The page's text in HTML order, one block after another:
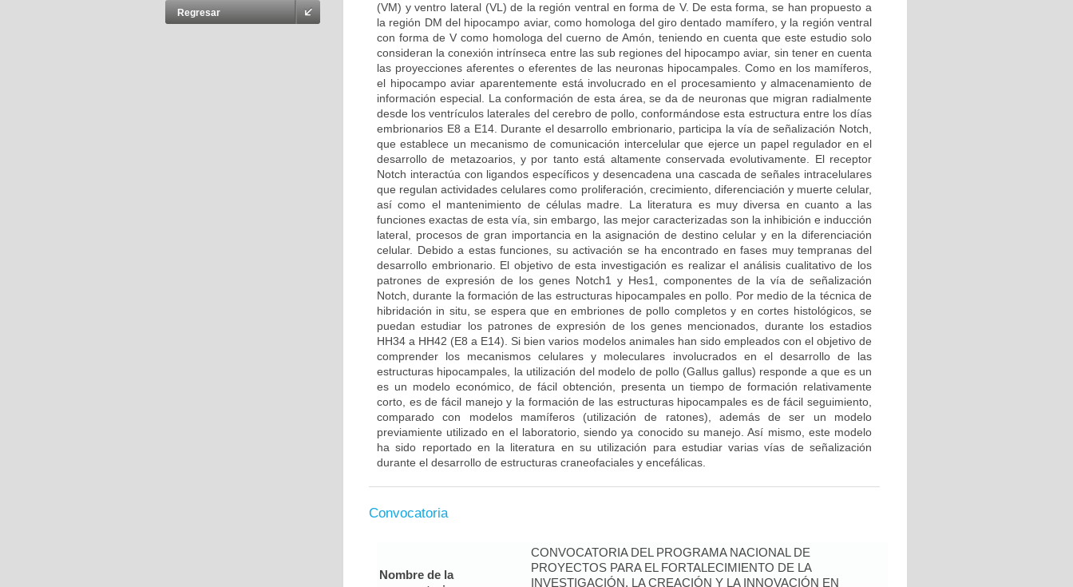
Regresar
(VM) y ventro lateral (VL) de la región ventral en forma de V. De esta forma, se han propuesto a
la región DM del hipocampo aviar, como homologa del giro dentado mamífero, y la región ventral
con forma de V como homologa del cuerno de Amón, teniendo en cuenta que este estudio solo
consideran la conexión intrínseca entre las sub regiones del hipocampo aviar, sin tener en cuenta
las proyecciones aferentes o eferentes de las neuronas hipocampales. Como en los mamíferos,
el hipocampo aviar aparentemente está involucrado en el procesamiento y almacenamiento de
información especial. La conformación de esta área, se da de neuronas que migran radialmente
desde los ventrículos laterales del cerebro de pollo, conformándose esta estructura entre los días
embrionarios E8 a E14. Durante el desarrollo embrionario, participa la vía de señalización Notch,
que establece un mecanismo de comunicación intercelular que ejerce un papel regulador en el
desarrollo de metazoarios, y por tanto está altamente conservada evolutivamente. El receptor
Notch interactúa con ligandos específicos y desencadena una cascada de señales intracelulares
que regulan actividades celulares como proliferación, crecimiento, diferenciación y muerte celular,
así como el mantenimiento de células madre. La literatura es muy diversa en cuanto a las
funciones exactas de esta vía, sin embargo, las mejor caracterizadas son la inhibición e inducción
lateral, procesos de gran importancia en la asignación de destino celular y en la diferenciación
celular. Debido a estas funciones, su activación se ha encontrado en fases muy tempranas del
desarrollo embrionario. El objetivo de esta investigación es realizar el análisis cualitativo de los
patrones de expresión de los genes Notch1 y Hes1, componentes de la vía de señalización
Notch, durante la formación de las estructuras hipocampales en pollo. Por medio de la técnica de
hibridación in situ, se espera que en embriones de pollo completos y en cortes histológicos, se
puedan estudiar los patrones de expresión de los genes mencionados, durante los estadios
HH34 a HH42 (E8 a E14). Si bien varios modelos animales han sido empleados con el objetivo de
comprender los mecanismos celulares y moleculares involucrados en el desarrollo de las
estructuras hipocampales, la utilización del modelo de pollo (Gallus gallus) responde a que es un
es un modelo económico, de fácil obtención, presenta un tiempo de formación relativamente
corto, es de fácil manejo y la formación de las estructuras hipocampales es de fácil seguimiento,
comparado con modelos mamíferos (utilización de ratones), además de ser un modelo
previamiente utilizado en el laboratorio, siendo ya conocido su manejo. Así mismo, este modelo
ha sido reportado en la literatura en su utilización para estudiar varias vías de señalización
durante el desarrollo de estructuras craneofaciales y encefálicas.
Convocatoria
Nombre de la
CONVOCATORIA DEL PROGRAMA NACIONAL DE
PROYECTOS PARA EL FORTALECIMIENTO DE LA
INVESTIGACIÓN, LA CREACIÓN Y LA INNOVACIÓN EN